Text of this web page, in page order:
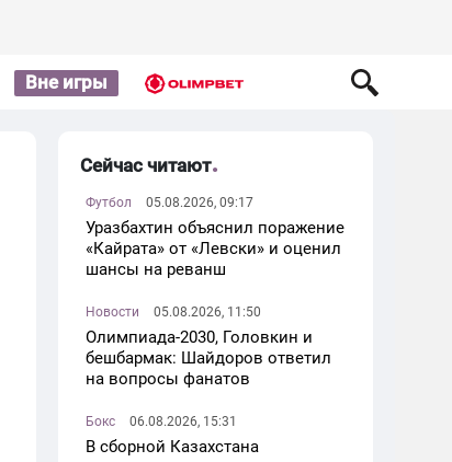
Вне игры
Сейчас читают
Футбол 05.08.2026, 09:17
Уразбахтин объяснил поражение
«Кайрата» от «Левски» и оценил
шансы на реванш
Новости 05.08.2026, 11:50
Олимпиада-2030, Головкин и
бешбармак: Шайдоров ответил
на вопросы фанатов
Бокс 06.08.2026, 15:31
В сборной Казахстана